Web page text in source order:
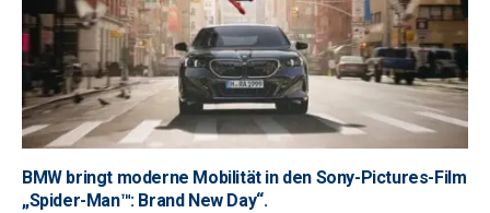
BMW bringt moderne Mobilität in den Sony-Pictures-Film
„Spider-Man™: Brand New Day“.